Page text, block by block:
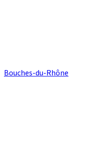
Bouches-du-Rhône